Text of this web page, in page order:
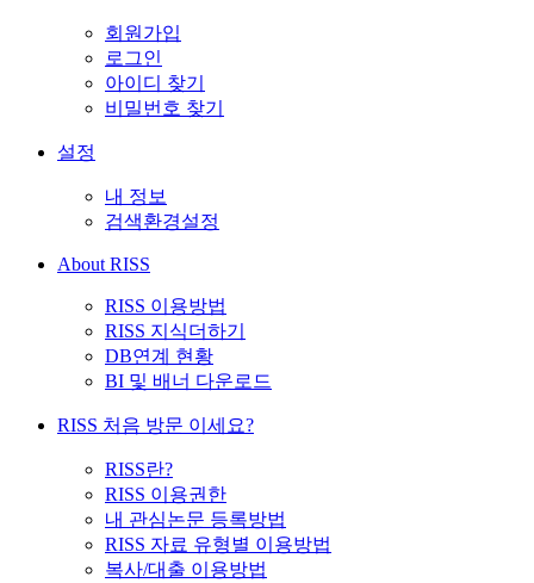
회원가입
로그인
아이디 찾기
비밀번호 찾기
설정
내 정보
검색환경설정
About RISS
RISS 이용방법
RISS 지식더하기
DB연계 현황
BI 및 배너 다운로드
RISS 처음 방문 이세요?
RISS란?
RISS 이용권한
내 관심논문 등록방법
RISS 자료 유형별 이용방법
복사/대출 이용방법